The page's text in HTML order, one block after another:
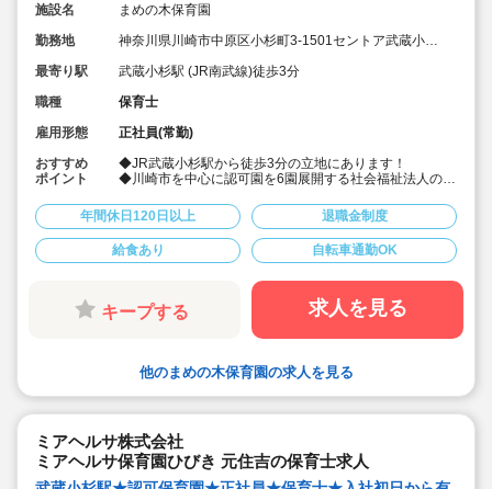
施設名
まめの木保育園
勤務地
神奈川県川崎市中原区小杉町3-1501セントア武蔵小杉
最寄り駅
武蔵小杉駅 (JR南武線)徒歩3分
職種
保育士
雇用形態
正社員(常勤)
おすすめ
ポイント
◆JR武蔵小杉駅から徒歩3分の立地にあります！
◆川崎市を中心に認可園を6園展開する社会福祉法人の求
で、母体運営が安定しており安心です！
◆福利厚生や給与、昇給率等、大変充実しており、いつ
も求人がすぐに埋まる人気の園さんです！
◆賞与は4.15か月分！年間休日数も123日と多いです！
◆大卒の2年目の正職員保育士さんの年収が376万円と高
額です！
◆総合的に休みも給与も園の場所も福利厚生も全て充実
しており、おススメです！
年間休日120日以上 退職金制度
給食あり 自転車通勤OK
キープする 求人を見る
他のまめの木保育園の求人を見る
ミアヘルサ株式会社
ミアヘルサ保育園ひびき 元住吉の保育士求人